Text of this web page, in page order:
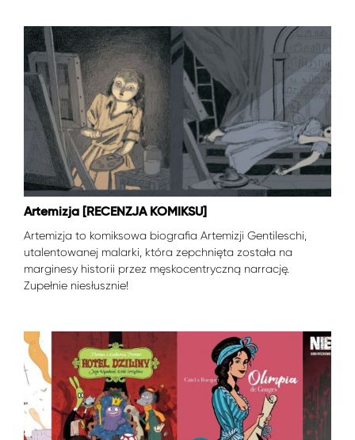
Artemizja [RECENZJA KOMIKSU]
Artemizja to komiksowa biografia Artemizji Gentileschi,
utalentowanej malarki, która zepchnięta została na
marginesy historii przez męskocentryczną narrację.
Zupełnie niesłusznie!